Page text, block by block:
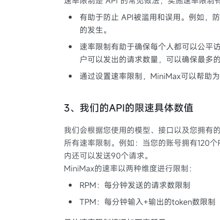
有助于防止 API被滥用和误用。例如，
的发生。
速率限制有助于确保每个人都可以公平
户可以发出的请求数量，可以确保最多
通过设置速率限制，MiniMax可以帮助
3、我们的API的限速具体数值
我们会根据您使用的模型、接口以及您拥有
所有速率限制。例如：当您的账号拥有120
内还可以发送90个请求。
MiniMax的速率以两种维度进行限制：
RPM：每分钟发送的请求数限制
TPM：每分钟输入+输出的token数限制